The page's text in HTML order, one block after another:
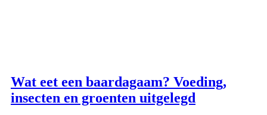
Wat eet een baardagaam? Voeding,
insecten en groenten uitgelegd